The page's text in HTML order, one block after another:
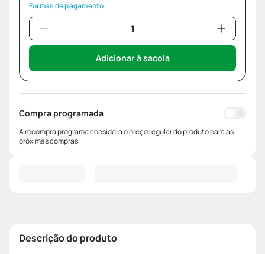
Formas de pagamento
Adicionar à sacola
Compra programada
A recompra programa considera o preço regular do produto para as
próximas compras.
Descrição do produto